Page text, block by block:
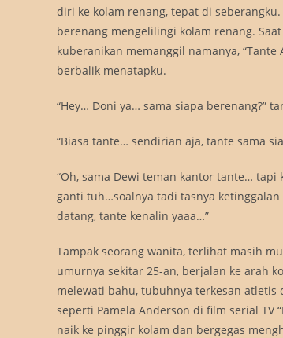
diri ke kolam renang, tepat di
berenang mengelilingi kolam renang.
kuberanikan memanggil namanya,
berbalik menatapku.
“Hey… Doni ya… sama siapa berenang?”
“Biasa tante… sendirian aja, tante sama
“Oh, sama Dewi teman kantor tante… tapi
ganti tuh…soalnya tadi tasnya
datang, tante kenalin yaaa…”
Tampak seorang wanita, terlihat masih
umurnya sekitar 25-an, berjalan ke arah
melewati bahu, tubuhnya terkesan
seperti Pamela Anderson di film serial TV
naik ke pinggir kolam dan bergegas